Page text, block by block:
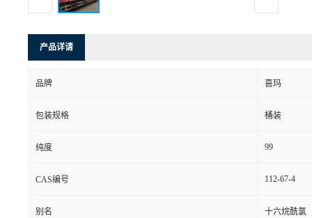
产品详请
品牌 喜玛
包装规格 桶装
纯度 99
CAS编号 112-67-4
别名 十六烷酰氯